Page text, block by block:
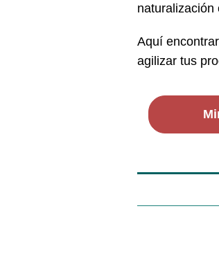
naturalización
Aquí
agilizar tus